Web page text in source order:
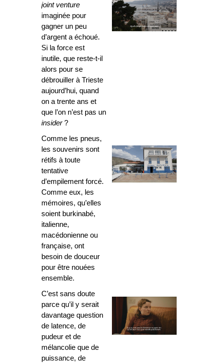
joint venture
imaginée pour
gagner un peu
d’argent a échoué.
Si la force est
inutile, que reste-t-il
alors pour se
débrouiller à Trieste
aujourd’hui, quand
on a trente ans et
que l’on n’est pas un
insider?
Comme les pneus,
les souvenirs sont
rétifs à toute
tentative
d’empilement forcé.
Comme eux, les
mémoires, qu’elles
soient burkinabé,
italienne,
macédonienne ou
française, ont
besoin de douceur
pour être nouées
ensemble.
C’est sans doute
parce qu’il y serait
davantage question
de latence, de
pudeur et de
mélancolie que de
puissance, de